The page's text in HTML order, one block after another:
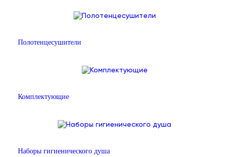
Полотенцесушители
Комплектующие
Наборы гигиенического душа